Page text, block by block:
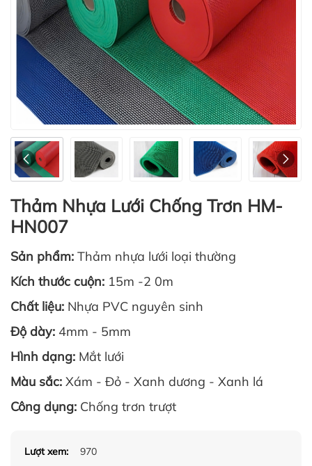
Thảm Nhựa Lưới Chống Trơn HM-
HN007
Sản phẩm: Thảm nhựa lưới loại thường
Kích thước cuộn: 15m -2 0m
Chất liệu: Nhựa PVC nguyên sinh
Độ dày: 4mm - 5mm
Hình dạng: Mắt lưới
Màu sắc: Xám - Đỏ - Xanh dương - Xanh lá
Công dụng: Chống trơn trượt
Lượt xem: 970